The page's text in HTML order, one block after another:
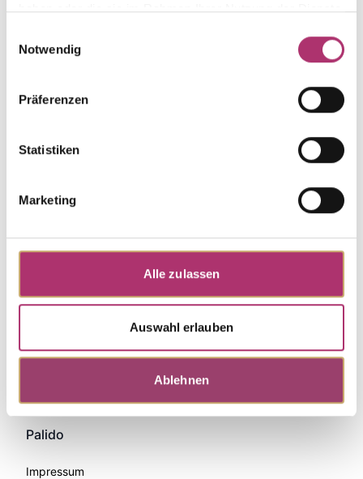
haben oder die sie im Rahmen Ihrer Nutzung der Dienste
Notwendig
Präferenzen
Statistiken
Marketing
Alle zulassen
Auswahl erlauben
Ablehnen
Weitere Stücke aus dieser Kollektion entdecken.
Palido
Impressum